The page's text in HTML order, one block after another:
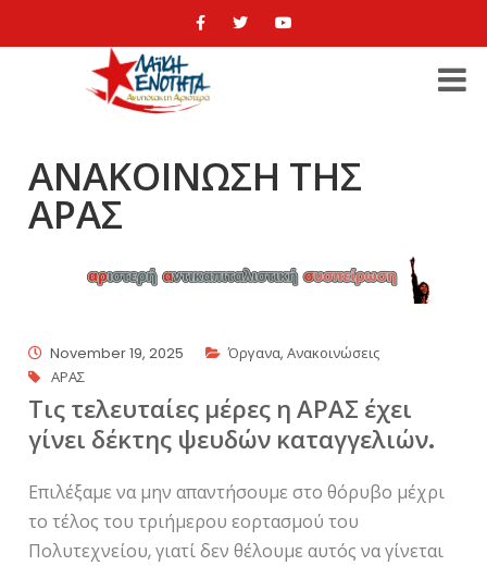
ΑΝΑΚΟΙΝΩΣΗ ΤΗΣ
ΑΡΑΣ
November 19, 2025 Όργανα,Ανακοινώσεις
ΑΡΑΣ
Τις τελευταίες μέρες η ΑΡΑΣ έχει
γίνει δέκτης ψευδών καταγγελιών.
Επιλέξαμε να μην απαντήσουμε στο θόρυβο μέχρι
το τέλος του τριήμερου εορτασμού του
Πολυτεχνείου, γιατί δεν θέλουμε αυτός να γίνεται